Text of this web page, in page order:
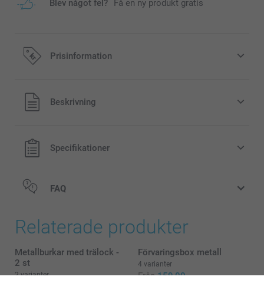
Blev något fel? Få en ny produkt gratis
Prisinformation
Alla priser är i svenska kronor (SEK), inklusive moms och
exklusive porto.
Beskrivning
Specifikationer
FAQ
Relaterade produkter
Metallburkar med trälock -
2 st
2 varianter
Förvaringsbox metall
4 varianter
Från 159,00